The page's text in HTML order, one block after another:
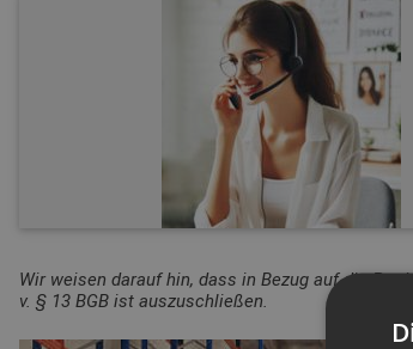
Wir weisen darauf hin, dass in Bezug auf die
v. § 13 BGB ist auszuschließen.